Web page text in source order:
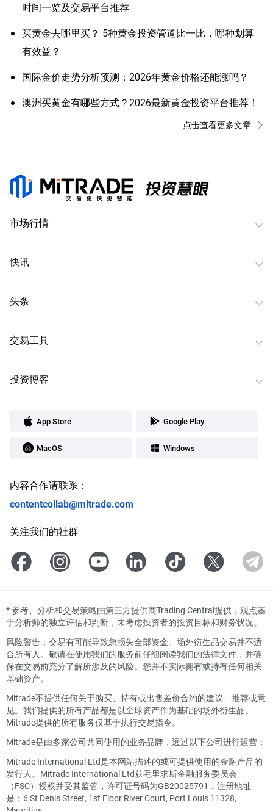
时间一览及交易平台推荐
买黄金去哪里买？ 5种黄金投资管道比一比，哪种划算
有效益？
国际金价走势分析预测：2026年黄金价格还能涨吗？
澳洲买黄金有哪些方式？2026最新黄金投资平台推荐！
点击查看更多文章
市场行情
快讯
头条
交易工具
投资博客
App Store Google Play
MacOS Windows
内容合作请联系：
contentcollab@mitrade.com
关注我们的社群
*参考、分析和交易策略由第三方提供商Trading Central提供，观点基
于分析师的独立评估和判断，未考虑投资者的投资目标和财务状况。
风险警告：交易有可能导致您损失全部资金。场外衍生品交易并不适
合所有人。敬请在使用我们的服务前仔细阅读我们的法律文件，并确
保在交易前充分了解所涉及的风险。您并不实际拥有或持有任何相关
基础资产。
Mitrade不提供任何关于购买、持有或出售差价合约的建议、推荐或意
见。我们提供的所有产品都是以全球资产作为基础的场外衍生品。
Mitrade提供的所有服务仅基于执行交易指令。
Mitrade是由多家公司共同使用的业务品牌，透过以下公司进行运营：
Mitrade International Ltd是本网站描述的或可提供使用的金融产品的
发行人。Mitrade International Ltd获毛里求斯金融服务委员会
（FSC）授权并受其监管，许可证号码为GB20025791，注册地址
是：6 St Denis Street, 1st Floor River Court, Port Louis 11328,